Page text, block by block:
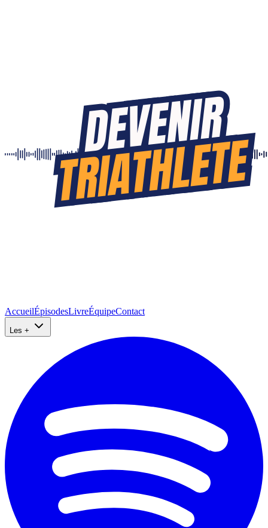
AccueilÉpisodesLivreÉquipeContact
Les +